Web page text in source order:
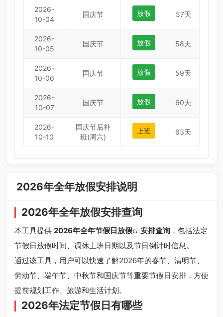
2026-
10-04
国庆节 放假 57天
2026-
10-05
国庆节 放假 58天
2026-
10-06
国庆节 放假 59天
2026-
10-07
国庆节 放假 60天
2026-
10-10
国庆节后补
班(周六)
上班 63天
2026年全年放假安排说明
2026年全年放假安排查询
本工具提供 2026年全年节假日放假 安排查询 ，包括法定
节假日放假时间、调休上班日期以及节日倒计时信息。
通过该工具，用户可以快速了解2026年的春节、清明节、
劳动节、端午节、中秋节和国庆节等重要节假日安排，方便
提前规划工作、旅游和生活计划。
2026年法定节假日有哪些